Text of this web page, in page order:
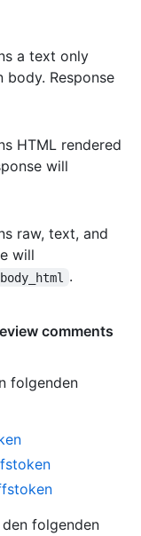
a text only
Response
HTML rendered
will
raw, text, and
will
body_html .
comments
folgenden
folgenden